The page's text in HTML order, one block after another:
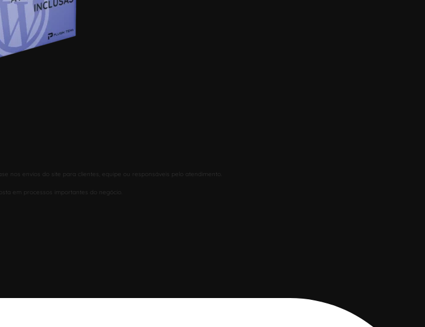
nos envios do site para clientes, equipe ou responsáveis pelo atendimento.
em processos importantes do negócio.